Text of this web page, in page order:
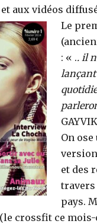
aux vidéos
Le
: « .. il
On
et des
travers
pays.
crossfit ce mois-